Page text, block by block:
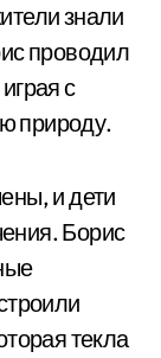
знали
проводил
с
природу.
и дети
Борис
текла